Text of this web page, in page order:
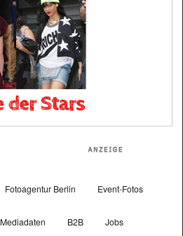
Fotoagentur Berlin Event-Fotos
Mediadaten B2B Jobs